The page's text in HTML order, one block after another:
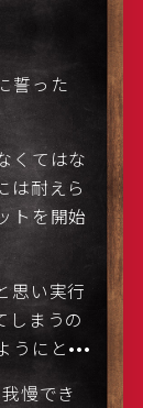
誓った
くてはな
は耐えら
トを開始
思い実行
しまうの
にと•••
慢でき